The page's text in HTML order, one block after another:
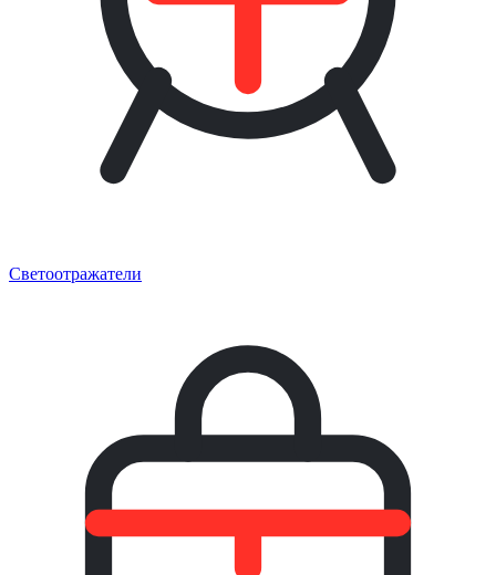
Светоотражатели